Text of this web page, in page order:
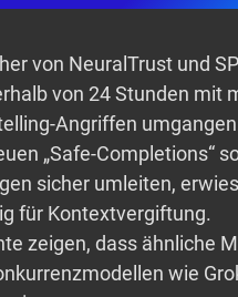
von NeuralTrust und
von 24 Stunden mit
Angriffen
„Safe-Completions“
sicher umleiten,
für Kontextvergiftung.
zeigen, dass ähnliche
wie